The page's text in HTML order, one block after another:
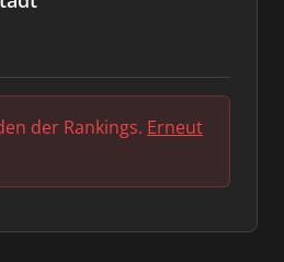
der Rankings. Erneut